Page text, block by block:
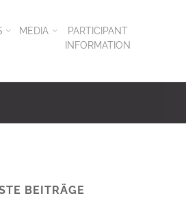
MEDIA
PARTICIPANT
INFORMATION
BEITRÄGE